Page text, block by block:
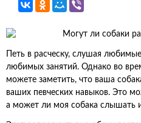
Петь в расческу, слушая
любимых занятий. Однако во
можете заметить, что ваша
ваших певческих навыков. Это
а может ли моя собака слышать